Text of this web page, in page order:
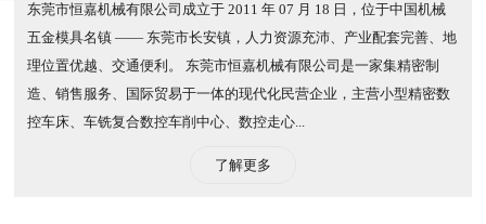
东莞市恒嘉机械有限公司成立于 2011 年 07 月 18 日，位于中国机械
五金模具名镇 —— 东莞市长安镇，人力资源充沛、产业配套完善、地
理位置优越、交通便利。 东莞市恒嘉机械有限公司是一家集精密制
造、销售服务、国际贸易于一体的现代化民营企业，主营小型精密数
控车床、车铣复合数控车削中心、数控走心...
了解更多